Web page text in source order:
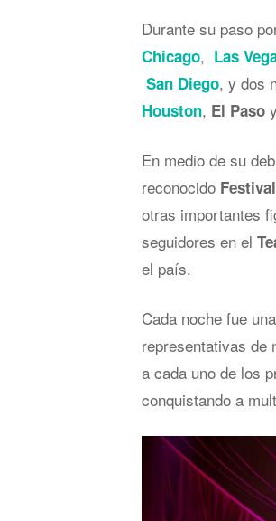
Durante su paso
Chicago, Las
San Diego, y dos
Houston, El Paso
En medio de su
reconocido
otras importantes
seguidores en el
el país.
Cada noche fue
representativas de
a cada uno de los
conquistando a